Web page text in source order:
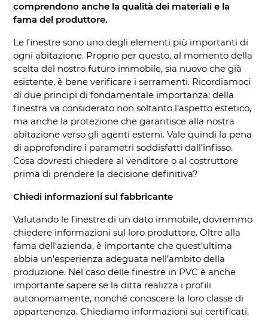
comprendono anche la qualità dei materiali e la
fama del produttore.
Le finestre sono uno degli elementi più importanti di
ogni abitazione. Proprio per questo, al momento della
scelta del nostro futuro immobile, sia nuovo che già
esistente, è bene verificare i serramenti. Ricordiamoci
di due principi di fondamentale importanza: della
finestra va considerato non soltanto l’aspetto estetico,
ma anche la protezione che garantisce alla nostra
abitazione verso gli agenti esterni. Vale quindi la pena
di approfondire i parametri soddisfatti dall’infisso.
Cosa dovresti chiedere al venditore o al costruttore
prima di prendere la decisione definitiva?
Chiedi informazioni sul fabbricante
Valutando le finestre di un dato immobile, dovremmo
chiedere informazioni sul loro produttore. Oltre alla
fama dell‘azienda, è importante che quest’ultima
abbia un’esperienza adeguata nell’ambito della
produzione. Nel caso delle finestre in PVC è anche
importante sapere se la ditta realizza i profili
autonomamente, nonché conoscere la loro classe di
appartenenza. Chiediamo informazioni sui certificati,